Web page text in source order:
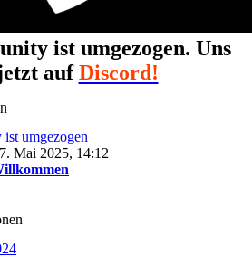
ist umgezogen. Uns
aufDiscord!
umgezogen
Mai 2025, 14:12